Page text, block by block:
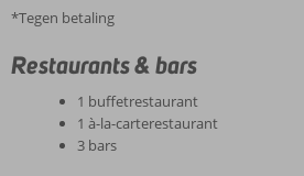
*Tegen betaling
Restaurants & bars
1 buffetrestaurant
1 à-la-carterestaurant
3 bars